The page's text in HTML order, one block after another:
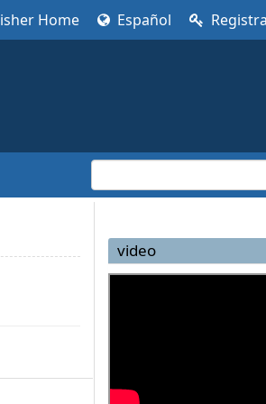
Home Español
video